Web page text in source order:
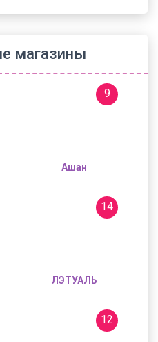
магазины
Ашан
9
ЛЭТУАЛЬ
14
12